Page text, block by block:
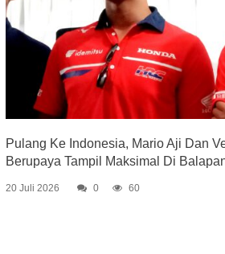
Pulang Ke Indonesia, Mario Aji Dan
Berupaya Tampil Maksimal Di
20 Juli 2026 0 60